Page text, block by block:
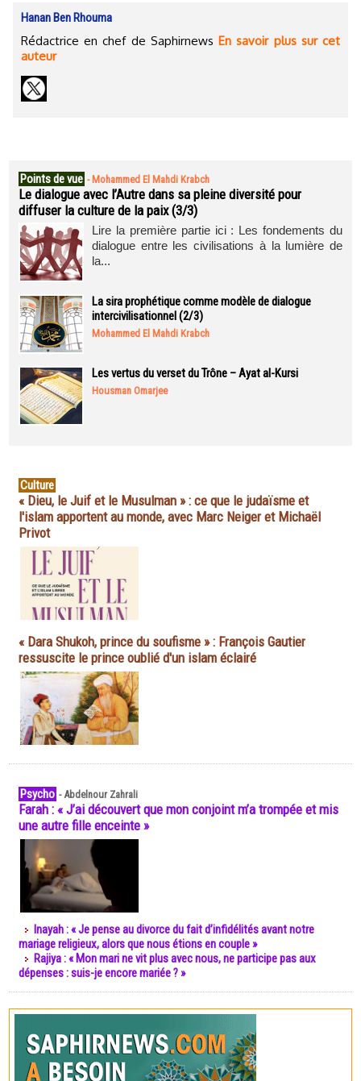
Hanan Ben Rhouma
Rédactrice en chef de Saphirnews En savoir plus sur cet
auteur
Points de vue - Mohammed El Mahdi Krabch
Le dialogue avec l’Autre dans sa pleine diversité pour
diffuser la culture de la paix (3/3)
Lire la première partie ici : Les fondements du
dialogue entre les civilisations à la lumière de
la...
La sira prophétique comme modèle de dialogue
intercivilisationnel (2/3)
Mohammed El Mahdi Krabch
Les vertus du verset du Trône – Ayat al-Kursi
Housman Omarjee
Culture
« Dieu, le Juif et le Musulman » : ce que le judaïsme et
l'islam apportent au monde, avec Marc Neiger et Michaël
Privot
« Dara Shukoh, prince du soufisme » : François Gautier
ressuscite le prince oublié d'un islam éclairé
Psycho -Abdelnour Zahrali
Farah : « J’ai découvert que mon conjoint m’a trompée et mis
une autre fille enceinte »
Inayah : « Je pense au divorce du fait d’infidélités avant notre
mariage religieux, alors que nous étions en couple »
Rajiya : « Mon mari ne vit plus avec nous, ne participe pas aux
dépenses : suis-je encore mariée ? »